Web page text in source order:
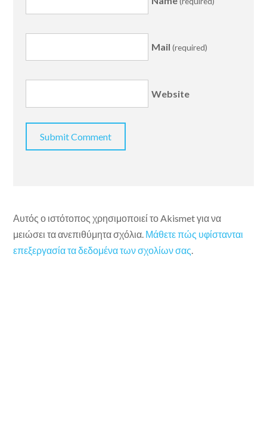
Mail (required)
Website
Αυτός ο ιστότοπος χρησιμοποιεί το Akismet για να
μειώσει τα ανεπιθύμητα σχόλια. Μάθετε πώς υφίστανται
επεξεργασία τα δεδομένα των σχολίων σας